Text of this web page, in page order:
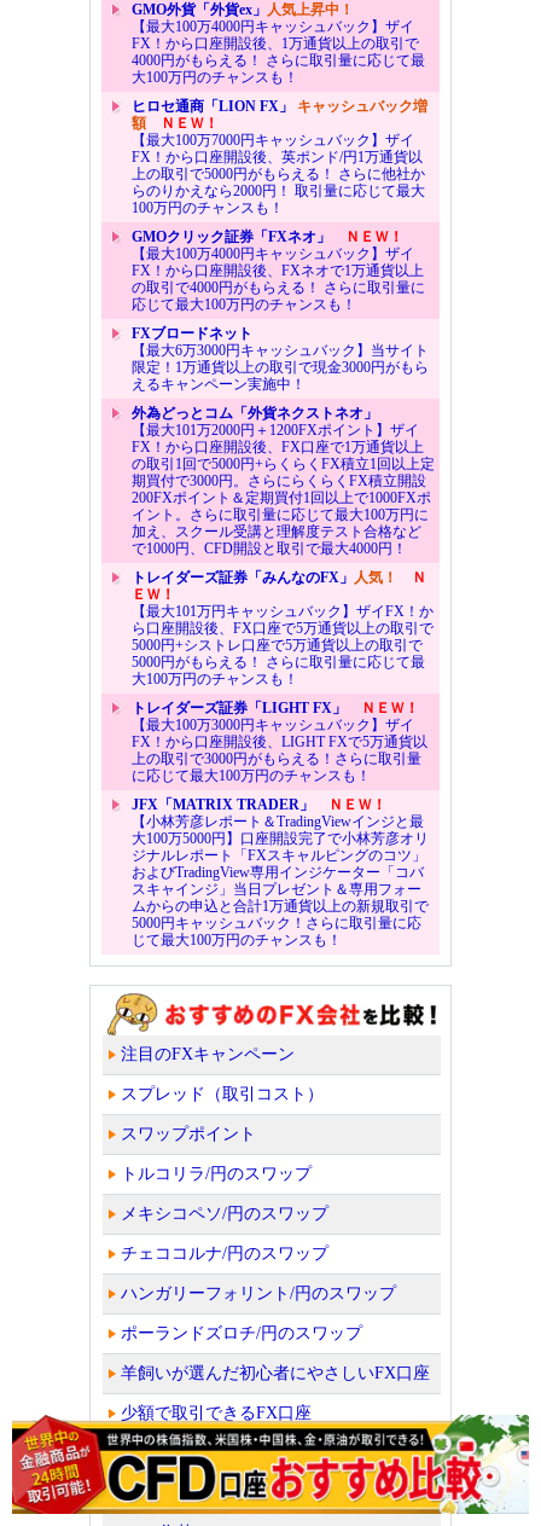
GMO外貨「外貨ex」 人気上昇中！
【最大100万4000円キャッシュバック】ザイ
FX！から口座開設後、1万通貨以上の取引で
4000円がもらえる！ さらに取引量に応じて最
大100万円のチャンスも！
ヒロセ通商「LION FX」 キャッシュバック増
額ＮＥＷ！
【最大100万7000円キャッシュバック】ザイ
FX！から口座開設後、英ポンド/円1万通貨以
上の取引で5000円がもらえる！ さらに他社か
らのりかえなら2000円！ 取引量に応じて最大
100万円のチャンスも！
GMOクリック証券「FXネオ」
ＮＥＷ！
【最大100万4000円キャッシュバック】ザイ
FX！から口座開設後、FXネオで1万通貨以上
の取引で4000円がもらえる！ さらに取引量に
応じて最大100万円のチャンスも！
FXブロードネット
【最大6万3000円キャッシュバック】当サイト
限定！1万通貨以上の取引で現金3000円がもら
えるキャンペーン実施中！
外為どっとコム「外貨ネクストネオ」
【最大101万2000円＋1200FXポイント】ザイ
FX！から口座開設後、FX口座で1万通貨以上
の取引1回で5000円+らくらくFX積立1回以上定
期買付で3000円。さらにらくらくFX積立開設
200FXポイント＆定期買付1回以上で1000FXポ
イント。さらに取引量に応じて最大100万円に
加え、スクール受講と理解度テスト合格など
で1000円、CFD開設と取引で最大4000円！
トレイダーズ証券「みんなのFX」 人気！
Ｎ
ＥＷ！
【最大101万円キャッシュバック】ザイFX！か
ら口座開設後、FX口座で5万通貨以上の取引で
5000円+シストレ口座で5万通貨以上の取引で
5000円がもらえる！ さらに取引量に応じて最
大100万円のチャンスも！
トレイダーズ証券「LIGHT FX」
ＮＥＷ！
【最大100万3000円キャッシュバック】ザイ
FX！から口座開設後、LIGHT FXで5万通貨以
上の取引で3000円がもらえる！さらに取引量
に応じて最大100万円のチャンスも！
JFX「MATRIX TRADER」
ＮＥＷ！
【小林芳彦レポート＆TradingViewインジと最
大100万5000円】口座開設完了で小林芳彦オリ
ジナルレポート「FXスキャルピングのコツ」
およびTradingView専用インジケーター「コバ
スキャインジ」当日プレゼント＆専用フォー
ムからの申込と合計1万通貨以上の新規取引で
5000円キャッシュバック！さらに取引量に応
じて最大100万円のチャンスも！
注目のFXキャンペーン
スプレッド（取引コスト）
スワップポイント
トルコリラ/円のスワップ
メキシコペソ/円のスワップ
チェココルナ/円のスワップ
ハンガリーフォリント/円のスワップ
ポーランドズロチ/円のスワップ
羊飼いが選んだ初心者にやさしいFX口座
少額で取引できるFX口座
取扱通貨ペア数や取引量ランキング
会社の信頼性